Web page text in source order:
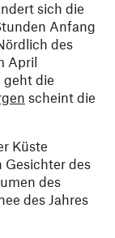
sich die
Anfang
des
April
geht die
scheint die
Küste
Gesichter des
des
des Jahres